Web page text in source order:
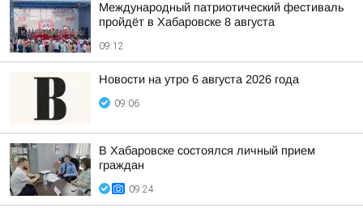
Международный патриотический фестиваль
пройдёт в Хабаровске 8 августа
09:12
Новости на утро 6 августа 2026 года
09:06
В Хабаровске состоялся личный прием
граждан
09:24